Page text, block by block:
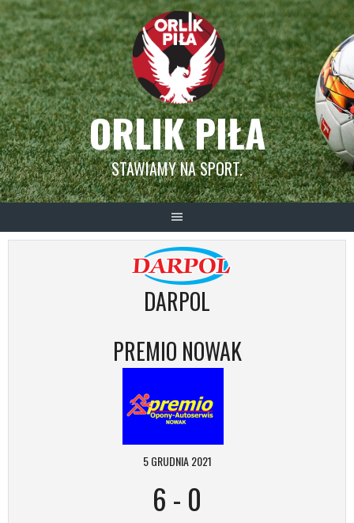
Skip
to
content
ORLIK PIŁA
STAWIAMY NA SPORT.
DARPOL
PREMIO NOWAK
5 GRUDNIA 2021
6 - 0